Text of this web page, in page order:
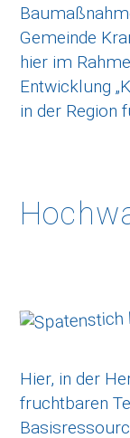
Gemeinde
hier im
Entwicklung
in der Region
Hier, in der
fruchtbaren